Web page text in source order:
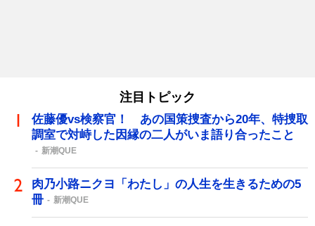
注目トピック
佐藤優vs検察官！ あの国策捜査から20年、特捜取
調室で対峙した因縁の二人がいま語り合ったこと
新潮QUE
肉乃小路ニクヨ「わたし」の人生を生きるための5
冊
新潮QUE